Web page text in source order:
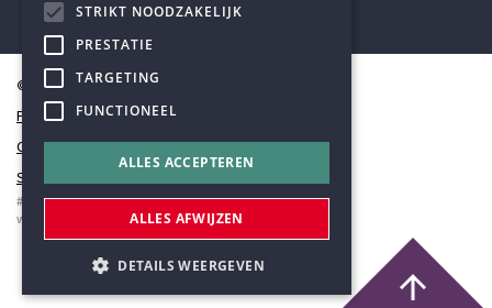
© Humanistisch Verbond 2026
Privacy
Cookiestatement
Sitemap
#codedwithlove byCodelines
webapplicaties
mobiele apps&maatwerk websites
STRIKT NOODZAKELIJK
PRESTATIE
TARGETING
FUNCTIONEEL
ALLES ACCEPTEREN
ALLES AFWIJZEN
DETAILS WEERGEVEN